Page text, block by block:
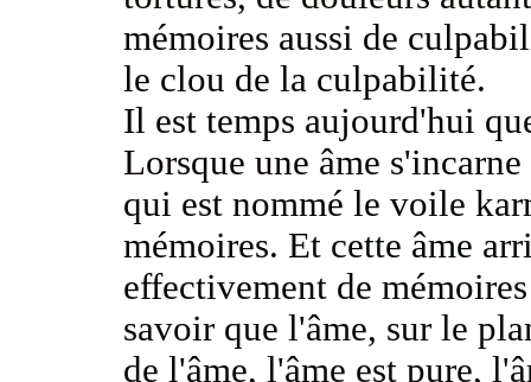
mémoires aussi de
le clou de la culpabilité.
Il est temps aujourd'hui
Lorsque une âme s'incarne
qui est nommé le voile
mémoires. Et cette âme
effectivement de
savoir quel'âme, sur le
de l'âme,l'âme est pure,